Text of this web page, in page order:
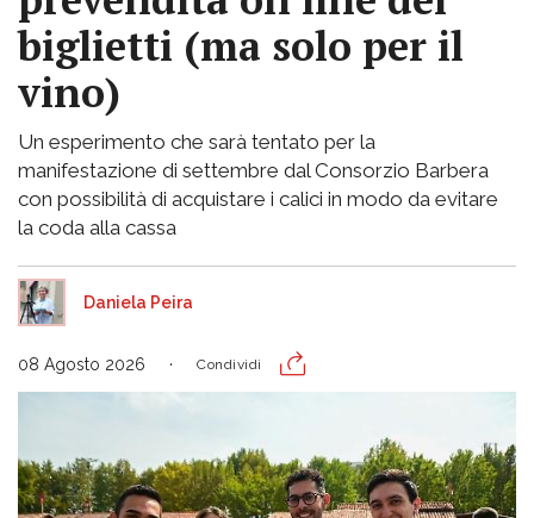
biglietti (ma solo per il
vino)
Un esperimento che sarà tentato per la
manifestazione di settembre dal Consorzio Barbera
con possibilità di acquistare i calici in modo da evitare
la coda alla cassa
Daniela Peira
08 Agosto 2026 Condividi